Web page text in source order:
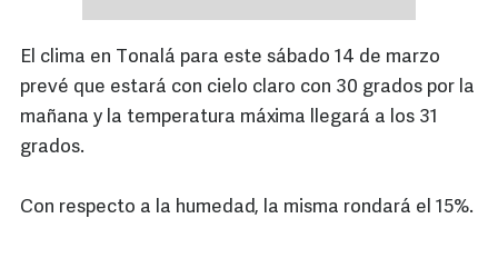
El clima en Tonalá para este sábado 14 de marzo
prevé que estará con cielo claro con 30 grados por la
mañana y la temperatura máxima llegará a los 31
grados.
Con respecto a la humedad, la misma rondará el 15%.